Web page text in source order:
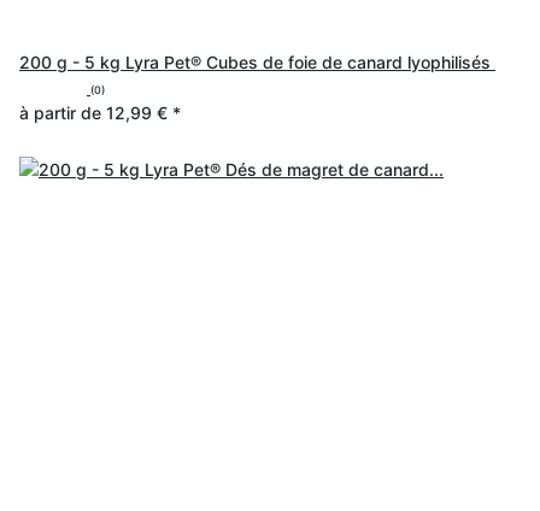
200 g - 5 kg Lyra Pet® Cubes de foie de canard lyophilisés
(0)
à partir de 12,99 € *